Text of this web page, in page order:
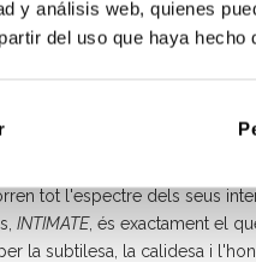
y análisis web, quienes
del uso que haya hecho
que a més cantava com Billie
amistat amb tots ells,
escenari amb altres
Spalding i Jo-Jo Dt., qui
tot l'espectre dels seus
INTIMATE, és exactament el
la subtilesa, la calidesa i